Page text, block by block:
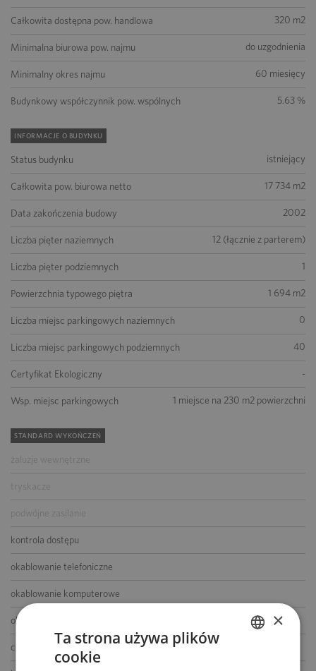
Całkowita dostępna pow. handlowa 320 m2
Minimalna biurowa pow. najmu do uzgodnienia
Minimalny okres najmu 60 miesięcy
Budynkowy współczynnik pow. wspólnych 5.63 %
INFORMACJE O BUDYNKU
Status budynku istniejący
Całkowita pow. biurowa netto 17 734 m2
Data zakończenia budowy 2002
Liczba pięter naziemnych 12 (łącznie z parterem)
Liczba pięter podziemnych 1
Powierzchnia typowego piętra 1 694 m2
Liczba miejsc parkingowych naziemnych 0
Liczba miejsc parkingowych podziemnych 40
Certyfikat Ekologiczny -
Wsp. miejsc parkingowych 1 miejsce na 230 m2 powierzchni
STANDARD WYKOŃCZEŃ
żaluzje wewnętrzne
tryskacze
podwójne zasilanie
kontrola dostępu
okablowanie telefoniczne
okablowanie komputerowe
okablowanie elektryczne
centrala telefoniczna
×
Ta strona używa plików
cookie